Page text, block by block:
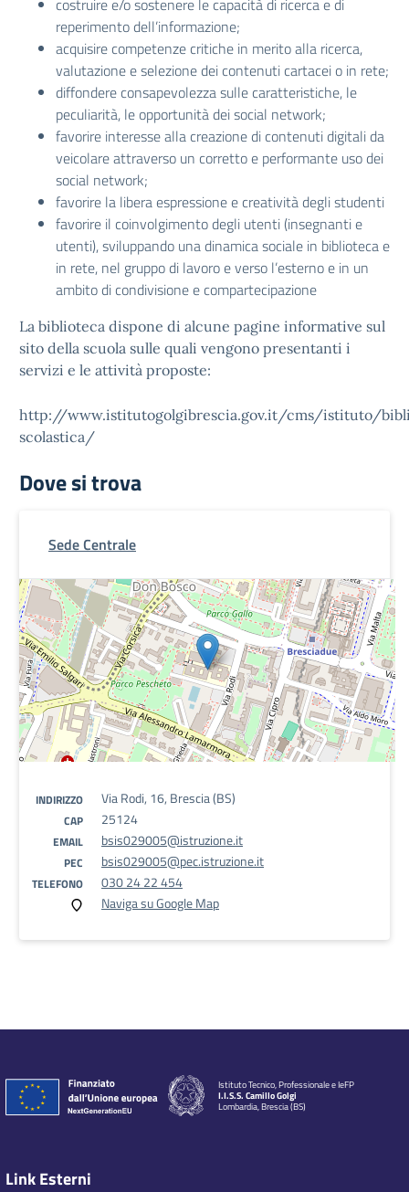
costruire e/o sostenere le capacità di ricerca e di
reperimento dell’informazione;
acquisire competenze critiche in merito alla ricerca,
valutazione e selezione dei contenuti cartacei o in rete;
diffondere consapevolezza sulle caratteristiche, le
peculiarità, le opportunità dei social network;
favorire interesse alla creazione di contenuti digitali da
veicolare attraverso un corretto e performante uso dei
social network;
favorire la libera espressione e creatività degli studenti
favorire il coinvolgimento degli utenti (insegnanti e
utenti), sviluppando una dinamica sociale in biblioteca e
in rete, nel gruppo di lavoro e verso l’esterno e in un
ambito di condivisione e compartecipazione
La biblioteca dispone di alcune pagine informative sul
sito della scuola sulle quali vengono presentanti i
servizi e le attività proposte:
http://www.istitutogolgibrescia.gov.it/cms/istituto/
scolastica/
Dove si trova
Sede Centrale
INDIRIZZO Via Rodi, 16, Brescia (BS)
CAP 25124
EMAIL bsis029005@istruzione.it
PEC bsis029005@pec.istruzione.it
TELEFONO
030 24 22 454
Naviga su Google Map
Istituto Tecnico, Professionale e IeFP
I.I.S.S. Camillo Golgi
Lombardia, Brescia (BS)
Link Esterni